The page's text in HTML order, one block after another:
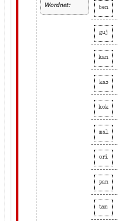
Wordnet: ben
guj
kan
kas
kok
mal
ori
pan
tam